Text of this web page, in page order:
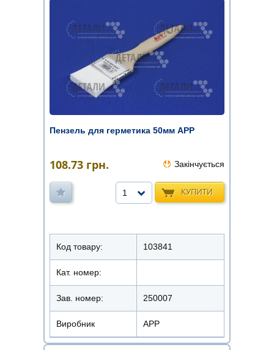
Пензель для герметика 50мм APP
108.73 грн. Закінчується
КУПИТИ
1
Код товару: 103841
Кат. номер:
Зав. номер: 250007
Виробник APP